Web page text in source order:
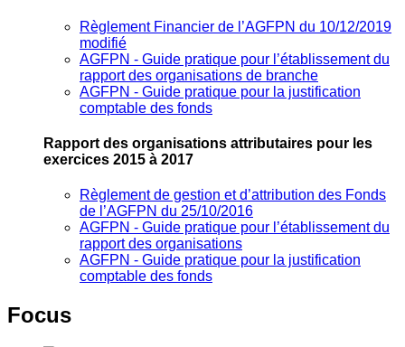
Règlement Financier de l’AGFPN du 10/12/2019
modifié
AGFPN ‐ Guide pratique pour l’établissement du
rapport des organisations de branche
AGFPN ‐ Guide pratique pour la justification
comptable des fonds
Rapport des organisations attributaires pour les
exercices 2015 à 2017
Règlement de gestion et d’attribution des Fonds
de l’AGFPN du 25/10/2016
AGFPN ‐ Guide pratique pour l’établissement du
rapport des organisations
AGFPN ‐ Guide pratique pour la justification
comptable des fonds
Focus